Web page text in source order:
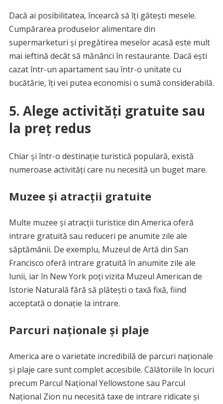
Dacă ai posibilitatea, încearcă să îți gătești mesele.
Cumpărarea produselor alimentare din
supermarketuri și pregătirea meselor acasă este mult
mai ieftină decât să mănânci în restaurante. Dacă ești
cazat într-un apartament sau într-o unitate cu
bucătărie, îți vei putea economisi o sumă considerabilă.
5. Alege activități gratuite sau
la preț redus
Chiar și într-o destinație turistică populară, există
numeroase activități care nu necesită un buget mare.
Muzee și atracții gratuite
Multe muzee și atracții turistice din America oferă
intrare gratuită sau reduceri pe anumite zile ale
săptămânii. De exemplu, Muzeul de Artă din San
Francisco oferă intrare gratuită în anumite zile ale
lunii, iar în New York poți vizita Muzeul American de
Istorie Naturală fără să plătești o taxă fixă, fiind
acceptată o donație la intrare.
Parcuri naționale și plaje
America are o varietate incredibilă de parcuri naționale
și plaje care sunt complet accesibile. Călătoriile în locuri
precum Parcul Național Yellowstone sau Parcul
Național Zion nu necesită taxe de intrare ridicate și